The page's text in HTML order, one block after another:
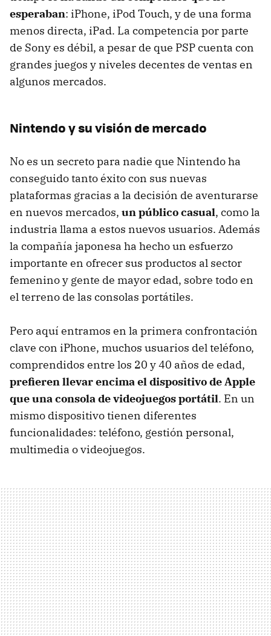
esperaban: iPhone, iPod Touch, y de una forma
menos directa, iPad. La competencia por parte
de Sony es débil, a pesar de que PSPcuenta con
grandes juegos y niveles decentes de ventas en
algunos mercados.
Nintendo y su visión de mercado
No es un secreto para nadie que Nintendo ha
conseguido tanto éxito con sus nuevas
plataformas gracias a la decisión de aventurarse
en nuevos mercados, un público casual, como la
industria llama a estos nuevos usuarios. Además
la compañía japonesa ha hecho un esfuerzo
importante en ofrecer sus productos al sector
femenino y gente de mayor edad, sobre todo en
el terreno de las consolas portátiles.
Pero aquí entramos en la primera confrontación
clave con iPhone, muchos usuarios del teléfono,
comprendidos entre los 20 y 40 años de edad,
prefieren llevar encima el dispositivo de Apple
que una consola de videojuegos portátil. En un
mismo dispositivo tienen diferentes
funcionalidades: teléfono, gestión personal,
multimedia o videojuegos.